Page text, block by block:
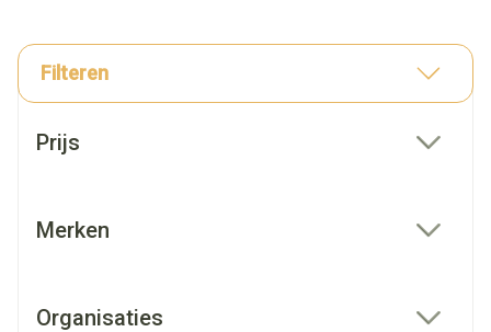
Filteren
Prijs
Merken
Organisaties